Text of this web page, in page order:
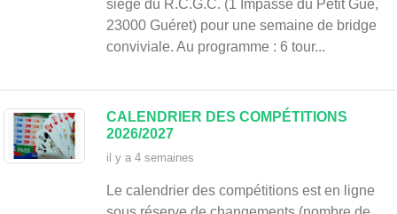
siège du R.C.G.C. (1 Impasse du Petit Gué,
23000 Guéret) pour une semaine de bridge
conviviale. Au programme : 6 tour...
CALENDRIER DES COMPÉTITIONS
2026/2027
il y a 4 semaines
Le calendrier des compétitions est en ligne